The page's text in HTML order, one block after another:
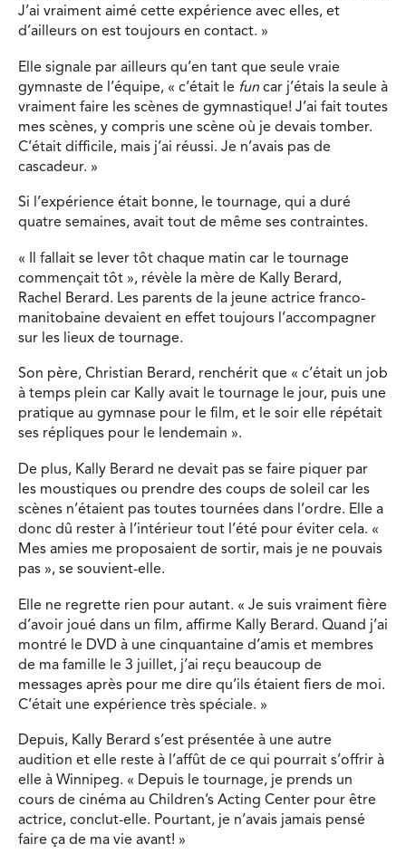
J’ai vraiment aimé cette expérience avec elles, et
d’ailleurs on est toujours en contact. »
Elle signale par ailleurs qu’en tant que seule vraie
gymnaste de l’équipe, « c’était le fun car j’étais la seule à
vraiment faire les scènes de gymnastique! J’ai fait toutes
mes scènes, y compris une scène où je devais tomber.
C’était difficile, mais j’ai réussi. Je n’avais pas de
cascadeur. »
Si l’expérience était bonne, le tournage, qui a duré
quatre semaines, avait tout de même ses contraintes.
« Il fallait se lever tôt chaque matin car le tournage
commençait tôt », révèle la mère de Kally Berard,
Rachel Berard. Les parents de la jeune actrice franco-
manitobaine devaient en effet toujours l’accompagner
sur les lieux de tournage.
Son père, Christian Berard, renchérit que « c’était un job
à temps plein car Kally avait le tournage le jour, puis une
pratique au gymnase pour le film, et le soir elle répétait
ses répliques pour le lendemain ».
De plus, Kally Berard ne devait pas se faire piquer par
les moustiques ou prendre des coups de soleil car les
scènes n’étaient pas toutes tournées dans l’ordre. Elle a
donc dû rester à l’intérieur tout l’été pour éviter cela. «
Mes amies me proposaient de sortir, mais je ne pouvais
pas », se souvient-elle.
Elle ne regrette rien pour autant. « Je suis vraiment fière
d’avoir joué dans un film, affirme Kally Berard. Quand j’ai
montré le DVD à une cinquantaine d’amis et membres
de ma famille le 3 juillet, j’ai reçu beaucoup de
messages après pour me dire qu’ils étaient fiers de moi.
C’était une expérience très spéciale. »
Depuis, Kally Berard s’est présentée à une autre
audition et elle reste à l’affût de ce qui pourrait s’offrir à
elle à Winnipeg. « Depuis le tournage, je prends un
cours de cinéma au Children’s Acting Center pour être
actrice, conclut-elle. Pourtant, je n’avais jamais pensé
faire ça de ma vie avant! »